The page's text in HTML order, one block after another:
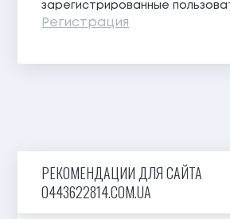
зарегистрированные
Регистрация
РЕКОМЕНДАЦИИ ДЛЯ САЙТА
0443622814.COM.UA